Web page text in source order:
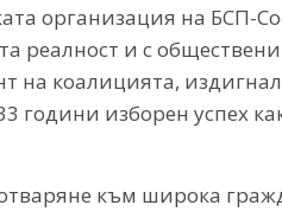
организация на БСП-
реалност и с
на коалицията,
години изборен успех
към широка